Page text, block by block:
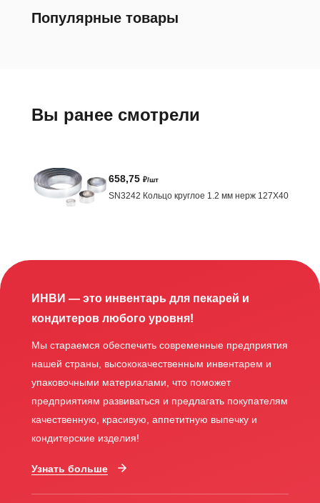
Популярные товары
Вы ранее смотрели
658,75 ₽/шт
SN3242 Кольцо круглое 1.2 мм нерж 127X40
ИНВИ — это инвентарь для пекарей и
кондитеров любого уровня!
Мы стараемся обеспечить современные предприятия
нашей страны, высококачественным инвентарем и
упаковочными материалами, что поможет
предприятиям развиваться и предлагать покупателям
качественную, красивую, аппетитную выпечку и
кондитерские изделия!
Узнать больше